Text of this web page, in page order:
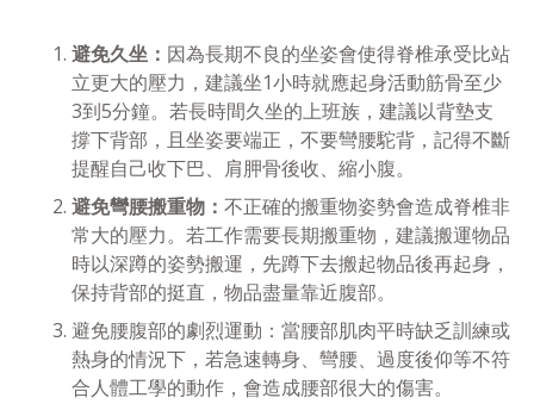
避免久坐： 因為長期不良的坐姿會使得脊椎承受比站
立更大的壓力，建議坐1小時就應起身活動筋骨至少
3到5分鐘。若長時間久坐的上班族，建議以背墊支
撐下背部，且坐姿要端正，不要彎腰駝背，記得不斷
提醒自己收下巴、肩胛骨後收、縮小腹。
避免彎腰搬重物： 不正確的搬重物姿勢會造成脊椎非
常大的壓力。若工作需要長期搬重物，建議搬運物品
時以深蹲的姿勢搬運，先蹲下去搬起物品後再起身，
保持背部的挺直，物品盡量靠近腹部。
避免腰腹部的劇烈運動：當腰部肌肉平時缺乏訓練或
熱身的情況下，若急速轉身、彎腰、過度後仰等不符
合人體工學的動作，會造成腰部很大的傷害。